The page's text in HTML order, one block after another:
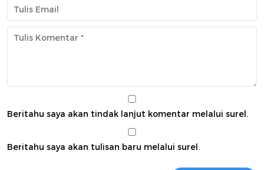
Beritahu saya akan tindak lanjut komentar melalui surel.
Beritahu saya akan tulisan baru melalui surel.